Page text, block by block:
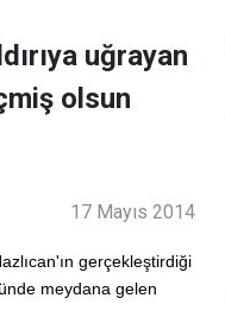
uğrayan
olsun
17 Mayıs 2014
gerçekleştirdiği
meydana gelen